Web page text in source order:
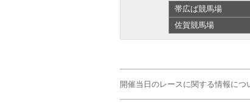
帯広ば競馬場
佐賀競馬場
開催当日のレースに関する情報につ